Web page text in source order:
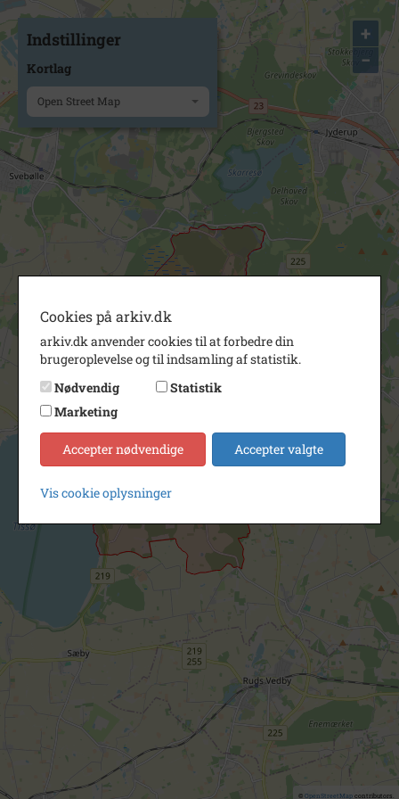
+
−
© OpenStreetMapcontributors.
Indstillinger
Kortlag
Open Street Map
Cookies på arkiv.dk
arkiv.dk anvender cookies til at forbedre din
brugeroplevelse og til indsamling af statistik.
Nødvendig
Statistik
Marketing
Accepter nødvendige Accepter valgte
Vis cookie oplysninger